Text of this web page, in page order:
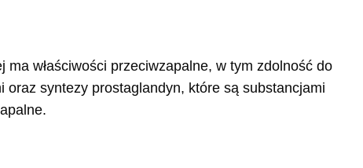
właściwości przeciwzapalne, w tym zdolność do
oraz syntezy prostaglandyn, które są substancjami